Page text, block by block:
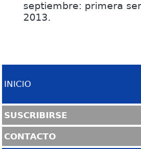
septiembre: primera
2013.
INICIO
SUSCRIBIRSE
CONTACTO